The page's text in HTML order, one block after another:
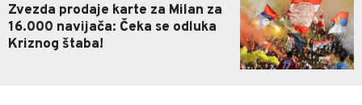
Zvezda prodaje karte za Milan za
16.000 navijača: Čeka se odluka
Kriznog štaba!